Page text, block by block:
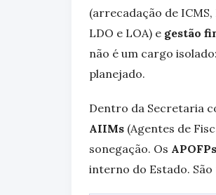
(arrecadação de
LDO e LOA) e gestão
não é um cargo
planejado.
Dentro da Secretaria
AIIMs (Agentes de
sonegação. Os APOFPs
interno do Estado.